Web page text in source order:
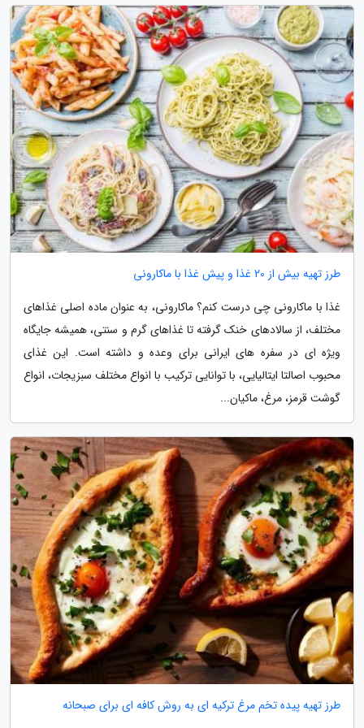
طرز تهیه بیش از 20 غذا و پیش غذا با ماکارونی
غذا با ماکارونی چی درست کنم؟ ماکارونی، به عنوان ماده اصلی غذاهای
مختلف، از سالادهای خنک گرفته تا غذاهای گرم و سنتی، همیشه جایگاه
ویژه ای در سفره های ایرانی برای وعده و داشته است. این غذای
محبوب اصالتا ایتالیایی، با توانایی ترکیب با انواع مختلف سبزیجات، انواع
گوشت قرمز، مرغ، ماکیان...
طرز تهیه پیده تخم مرغ ترکیه ای به روش کافه ای برای صبحانه